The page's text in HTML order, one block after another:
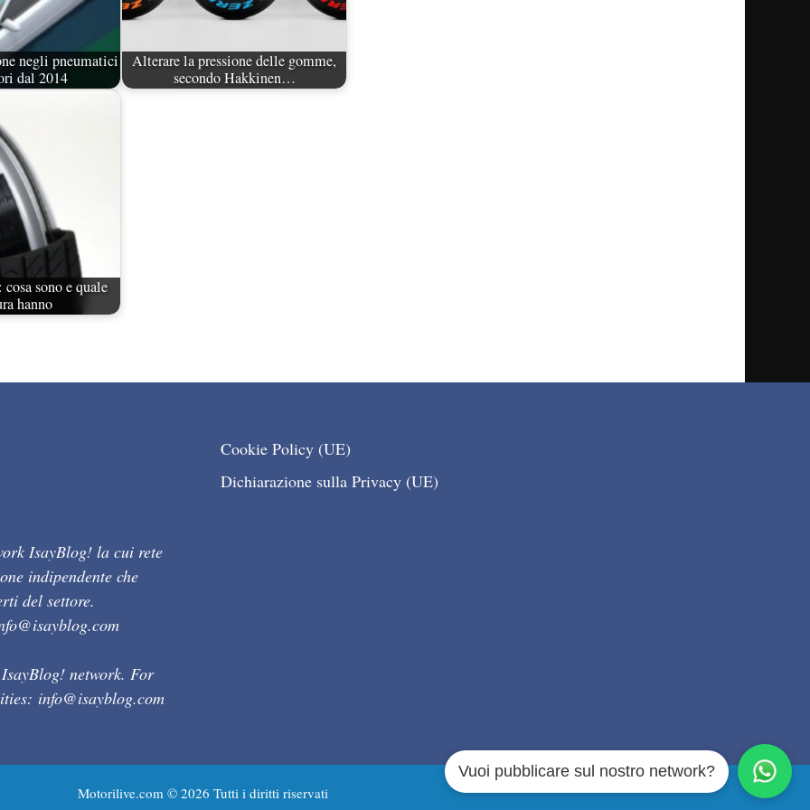
negli pneumatici
dal 2014
Alterare la pressione delle gomme,
secondo Hakkinen…
sono e quale
hanno
IsayBlog! la cui rete
indipendente che
del settore.
network. For
info@isayblog.com
Cookie Policy (UE)
Dichiarazione sulla Privacy (UE)
Motorilive.com © 2026 Tutti i diritti riservati
Vuoi pubblicare sul nostro network?